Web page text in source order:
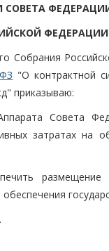
СОВЕТА
Собрания
"О контрактной
приказываю:
Совета
затратах на